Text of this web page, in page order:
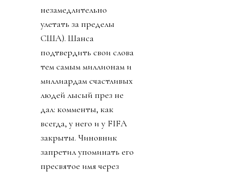
незамедлительно
улетать за пределы
США). Шанса
подтвердить свои слова
тем самым миллионам и
миллиардам счастливых
людей лысый през не
дал: комменты, как
всегда, у него и у FIFA
закрыты. Чиновник
запретил упоминать его
пресвятое имя через